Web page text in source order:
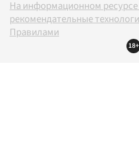
На информационном
рекомендательные
Правилами
18+